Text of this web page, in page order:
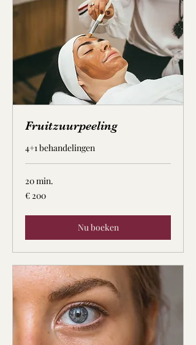
Fruitzuurpeeling
4+1 behandelingen
20 min.
200
euro
€ 200
Nu boeken